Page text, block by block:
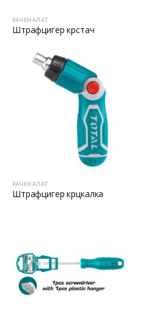
РАЧЕН АЛАТ
Штрафцигер крстач
РАЧЕН АЛАТ
Штрафцигер крцкалка
Батериски сет
Батериски сет Брусалица и Бормашина 20V